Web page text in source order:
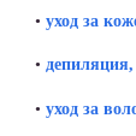
• уход за
• депиляция,
• уход за